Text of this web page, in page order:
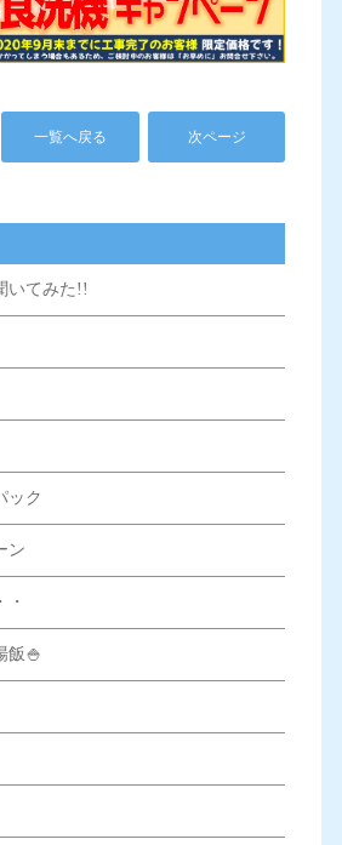
一覧へ戻る 次ページ
いてみた!!
ック
ン
飯🍚